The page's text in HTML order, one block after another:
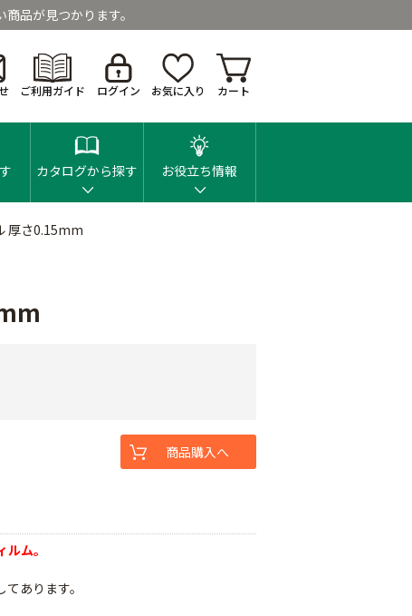
品が見つかります。
ご利用ガイド ログイン お気に入り カート
カタログから探す お役立ち情報
厚さ0.15mm
ム。
あります。
商品購入へ